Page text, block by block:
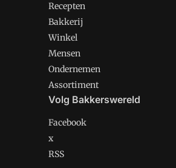
Recepten
Bakkerij
Winkel
Mensen
Ondernemen
Assortiment
Volg Bakkerswereld
Facebook
x
RSS